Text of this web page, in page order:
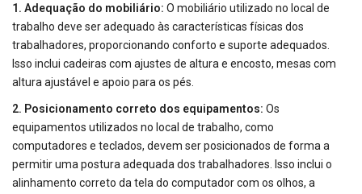
1. Adequação do mobiliário: O mobiliário utilizado no local de
trabalho deve ser adequado às características físicas dos
trabalhadores, proporcionando conforto e suporte adequados.
Isso inclui cadeiras com ajustes de altura e encosto, mesas com
altura ajustável e apoio para os pés.
2. Posicionamento correto dos equipamentos: Os
equipamentos utilizados no local de trabalho, como
computadores e teclados, devem ser posicionados de forma a
permitir uma postura adequada dos trabalhadores. Isso inclui o
alinhamento correto da tela do computador com os olhos, a